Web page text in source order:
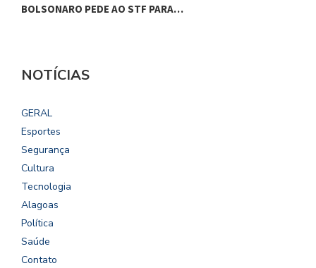
BOLSONARO PEDE AO STF PARA…
NOTÍCIAS
GERAL
Esportes
Segurança
Cultura
Tecnologia
Alagoas
Política
Saúde
Contato